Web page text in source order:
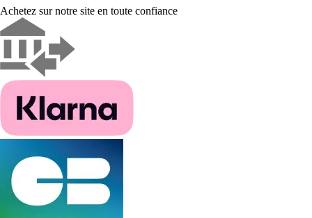
Achetez sur notre site en toute confiance